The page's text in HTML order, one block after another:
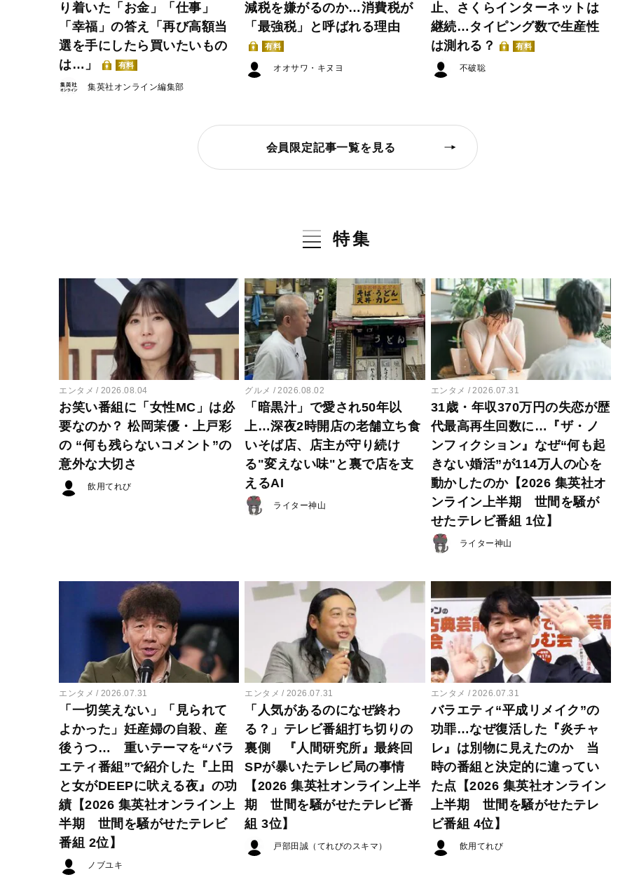
り着いた「お金」「仕事」
「幸福」の答え「再び高額当
選を手にしたら買いたいもの
は…」
有料
集英社オンライン編集部
減税を嫌がるのか…消費税が
「最強税」と呼ばれる理由
有料
オオサワ・キヌヨ
止、さくらインターネットは
継続…タイピング数で生産性
は測れる？
有料
不破聡
会員限定記事一覧を見る
特集
エンタメ 2026.08.04
お笑い番組に「女性MC」は必
要なのか？ 松岡茉優・上戸彩
の “何も残らないコメント”の
意外な大切さ
飲用てれび
グルメ 2026.08.02
「暗黒汁」で愛され50年以
上…深夜2時開店の老舗立ち食
いそば店、店主が守り続け
る"変えない味"と裏で店を支
えるAI
ライター神山
エンタメ 2026.07.31
31歳・年収370万円の失恋が歴
代最高再生回数に…『ザ・ノ
ンフィクション』なぜ“何も起
きない婚活”が114万人の心を
動かしたのか【2026 集英社オ
ンライン上半期 世間を騒が
せたテレビ番組 1位】
ライター神山
エンタメ 2026.07.31
「一切笑えない」「見られて
よかった」妊産婦の自殺、産
後うつ… 重いテーマを“バラ
エティ番組”で紹介した『上田
と女がDEEPに吠える夜』の功
績【2026 集英社オンライン上
半期 世間を騒がせたテレビ
番組 2位】
ノブユキ
エンタメ 2026.07.31
「人気があるのになぜ終わ
る？」テレビ番組打ち切りの
裏側 『人間研究所』最終回
SPが暴いたテレビ局の事情
【2026 集英社オンライン上半
期 世間を騒がせたテレビ番
組 3位】
戸部田誠（てれびのスキマ）
エンタメ 2026.07.31
バラエティ“平成リメイク”の
功罪…なぜ復活した『炎チャ
レ』は別物に見えたのか 当
時の番組と決定的に違ってい
た点【2026 集英社オンライン
上半期 世間を騒がせたテレ
ビ番組 4位】
飲用てれび